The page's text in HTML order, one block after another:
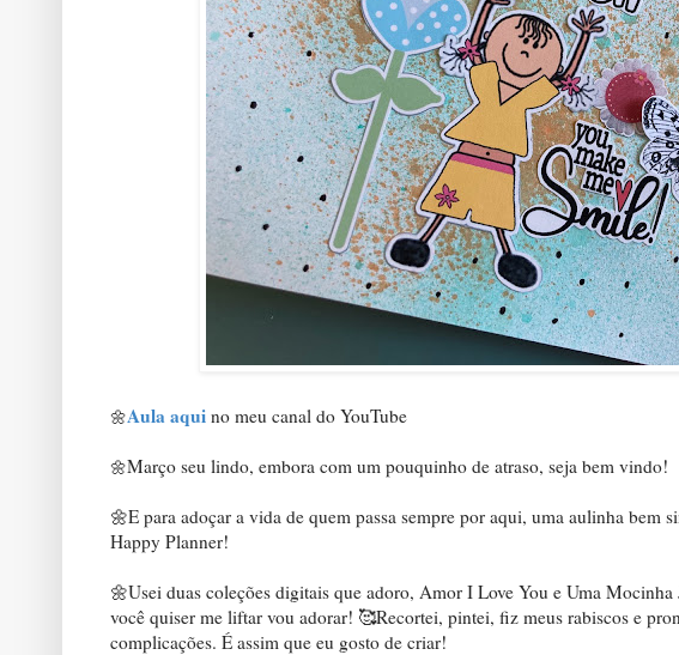
🌼Aula aqui no meu canal do YouTube
🌼Março seu lindo, embora com um pouquinho de atraso, seja bem vindo!
🌼E para adoçar a vida de quem passa sempre por aqui, uma aulinha bem
Happy Planner!
🌼Usei duas coleções digitais que adoro, Amor I Love You e Uma
você quiser me liftar vou adorar! 🥰Recortei, pintei, fiz meus rabiscos e
complicações. É assim que eu gosto de criar!